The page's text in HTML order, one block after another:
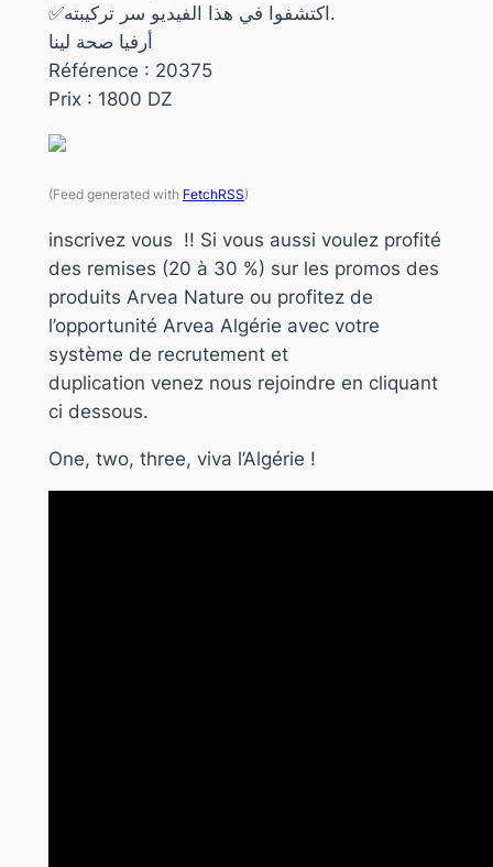
✅اكتشفوا في هذا الفيديو سر تركيبته.
أرفيا صحة لينا
Référence : 20375
Prix : 1800 DZ
(Feed generated with FetchRSS)
inscrivez vous !! Si vous aussi voulez profité
des remises (20 à 30 %) sur les promos des
produits Arvea Nature ou profitez de
l’opportunité Arvea Algérie avec votre
système de recrutement et
duplication venez nous rejoindre en cliquant
ci dessous.
One, two, three, viva l’Algérie !